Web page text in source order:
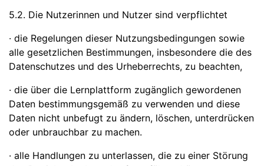
5.2. Die Nutzerinnen und Nutzer sind verpflichtet
· die Regelungen dieser Nutzungsbedingungen sowie
alle gesetzlichen Bestimmungen, insbesondere die des
Datenschutzes und des Urheberrechts, zu beachten,
· die über die Lernplattform zugänglich gewordenen
Daten bestimmungsgemäß zu verwenden und diese
Daten nicht unbefugt zu ändern, löschen, unterdrücken
oder unbrauchbar zu machen.
· alle Handlungen zu unterlassen, die zu einer Störung